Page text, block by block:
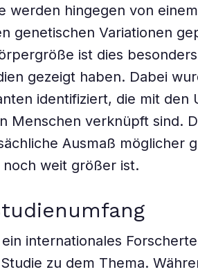
werden hingegen von
genetischen Variationen
ist dies
gezeigt haben. Dabei
identifiziert, die mit den
Menschen verknüpft sind.
Ausmaß möglicher
noch weit größer ist.
internationales
zu dem Thema.